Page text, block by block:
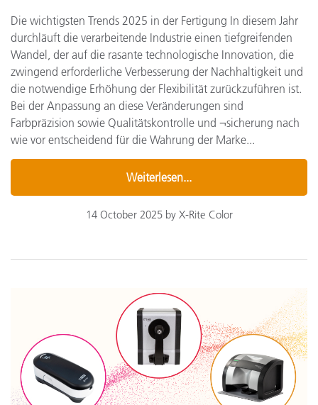
Die wichtigsten Trends 2025 in der Fertigung In diesem Jahr
durchläuft die verarbeitende Industrie einen tiefgreifenden
Wandel, der auf die rasante technologische Innovation, die
zwingend erforderliche Verbesserung der Nachhaltigkeit und
die notwendige Erhöhung der Flexibilität zurückzuführen ist.
Bei der Anpassung an diese Veränderungen sind
Farbpräzision sowie Qualitätskontrolle und ¬sicherung nach
wie vor entscheidend für die Wahrung der Marke...
Weiterlesen...
14 October 2025 by X-Rite Color